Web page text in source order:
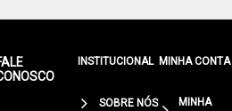
INSTITUCIONAL
SOBRE NÓS
MINHA CONTA
MINHA